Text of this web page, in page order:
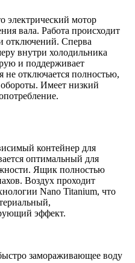
электрический мотор
вала. Работа происходит
отключений. Сперва
внутри холодильника
и поддерживает
не отключается полностью,
Имеет низкий
контейнер для
оптимальный для
Ящик полностью
Воздух проходит
Nano Titanium, что
эффект.
замораживающее воду